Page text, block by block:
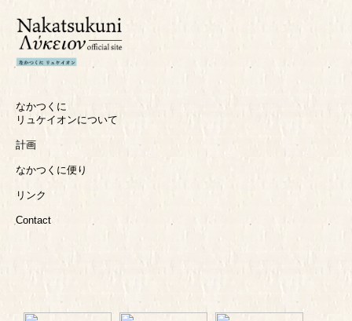
なかつくに
リュケイオンについて
計画
なかつくに便り
リンク
Contact